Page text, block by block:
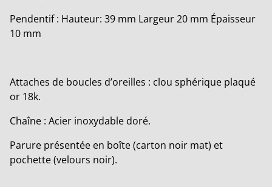
Pendentif : Hauteur: 39 mm Largeur 20 mm Épaisseur
10 mm
Attaches de boucles d’oreilles : clou sphérique plaqué
or 18k.
Chaîne : Acier inoxydable doré.
Parure présentée en boîte (carton noir mat) et
pochette (velours noir).